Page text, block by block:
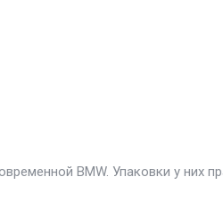
BMW. Упаковки у них